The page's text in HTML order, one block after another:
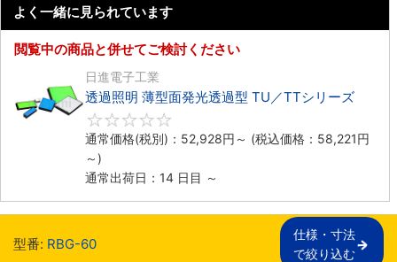
よく一緒に見られています
閲覧中の商品と併せてご検討ください
日進電子工業
透過照明 薄型面発光透過型 TU／TTシリーズ
通常価格(税別)： 52,928円 ～ (税込価格： 58,221円
～)
通常出荷日：14 日目 ～
型番: RBG-60
仕様・寸法
で絞り込む